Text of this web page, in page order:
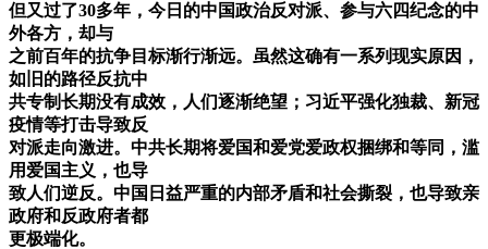
但又过了30多年，今日的中国政治反对派、参与六四纪念的中
外各方，却与
之前百年的抗争目标渐行渐远。虽然这确有一系列现实原因，
如旧的路径反抗中
共专制长期没有成效，人们逐渐绝望；习近平强化独裁、新冠
疫情等打击导致反
对派走向激进。中共长期将爱国和爱党爱政权捆绑和等同，滥
用爱国主义，也导
致人们逆反。中国日益严重的内部矛盾和社会撕裂，也导致亲
政府和反政府者都
更极端化。